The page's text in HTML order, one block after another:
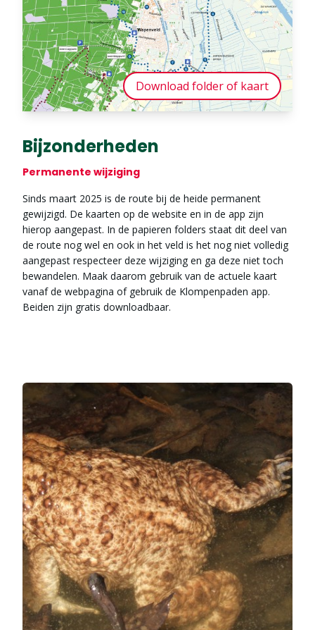
Download folder of kaart
Bijzonderheden
Permanente wijziging
Sinds maart 2025 is de route bij de heide permanent
gewijzigd. De kaarten op de website en in de app zijn
hierop aangepast. In de papieren folders staat dit deel van
de route nog wel en ook in het veld is het nog niet volledig
aangepast respecteer deze wijziging en ga deze niet toch
bewandelen. Maak daarom gebruik van de actuele kaart
vanaf de webpagina of gebruik de Klompenpaden app.
Beiden zijn gratis downloadbaar.